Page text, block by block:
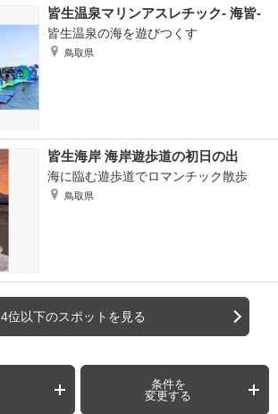
皆生温泉マリンアスレチック- 海皆-
皆生温泉の海を遊びつくす
鳥取県
皆生海岸 海岸遊歩道の初日の出
海に臨む遊歩道でロマンチック散歩
鳥取県
4位以下のスポットを見る
条件を
変更する